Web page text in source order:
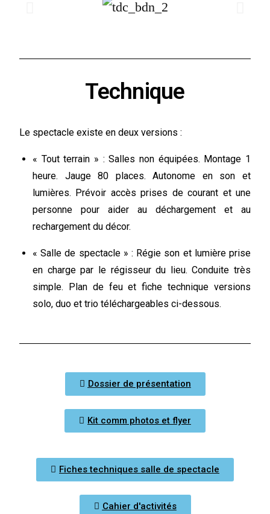
Technique
Le spectacle existe en deux versions :
« Tout terrain » : Salles non équipées. Montage 1
heure. Jauge 80 places. Autonome en son et
lumières. Prévoir accès prises de courant et une
personne pour aider au déchargement et au
rechargement du décor.
« Salle de spectacle » : Régie son et lumière prise
en charge par le régisseur du lieu. Conduite très
simple. Plan de feu et fiche technique versions
solo, duo et trio téléchargeables ci-dessous.
Dossier de présentation
Kit comm photos et flyer
Fiches techniques salle de spectacle
Cahier d'activités